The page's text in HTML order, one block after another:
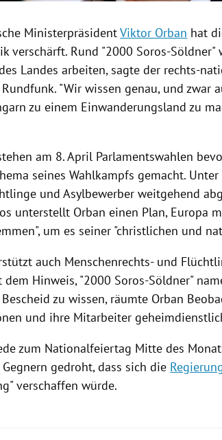
MinisterpräsidentViktor Orban hat
verschärft. Rund "2000 Soros-Söldner"
Landes arbeiten, sagte der rechts-
"Wir wissen genau, und zwar
zu einem Einwanderungsland zu
am 8. April Parlamentswahlen
seines Wahlkampfs gemacht.
und Asylbewerber weitgehend
unterstellt Orban einen Plan, Europa
um es seiner "christlichen und
auch Menschenrechts- und
dem Hinweis, "2000 Soros-Söldner"
zu wissen, räumte Orban
und ihre Mitarbeiter
zum Nationalfeiertag Mitte des
gedroht, dass sich die
verschaffen würde.